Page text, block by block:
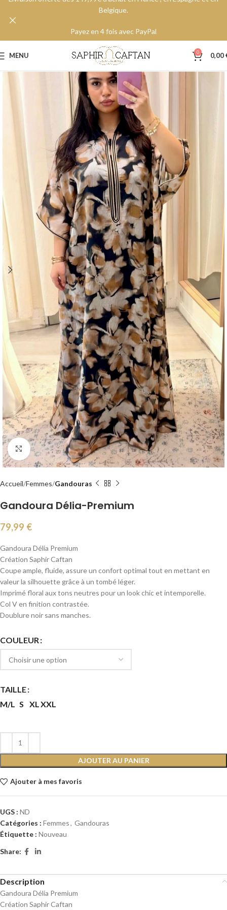
MENU 0 0,00
Agrandir
Accueil Femmes Gandouras
Gandoura Délia-Premium
79,99 €
Gandoura Délia Premium
Création Saphir Caftan
Coupe ample, fluide, assure un confort optimal tout en mettant en
valeur la silhouette grâce à un tombé léger.
Imprimé floral aux tons neutres pour un look chic et intemporelle.
Col V en finition contrastée.
Doublure noir sans manches.
COULEUR
TAILLE
M/L S XLXXL
AJOUTER AU PANIER
Ajouter à mes favoris
UGS : ND
Catégories : Femmes, Gandouras
Étiquette : Nouveau
Share:
Description
Gandoura Délia Premium
Création Saphir Caftan
Belgique.
Payez en 4 fois avec PayPal